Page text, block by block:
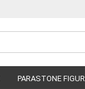
PARASTONE